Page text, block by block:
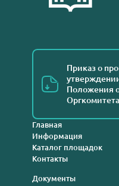
Приказ о
Положения
Оргкомитета
Главная
Информация
Каталог площадок
Контакты
Документы